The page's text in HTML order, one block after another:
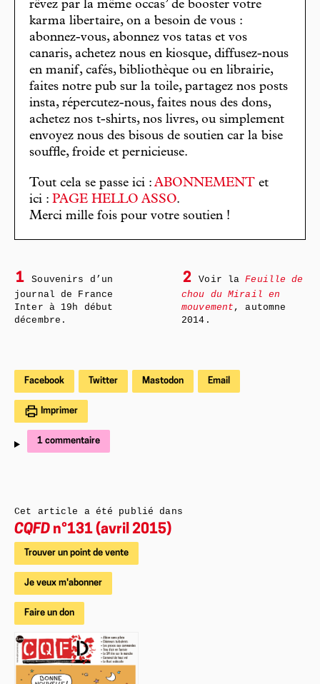
rêvez par la même occas’ de booster votre
karma libertaire, on a besoin de vous :
abonnez-vous, abonnez vos tatas et vos
canaris, achetez nous en kiosque, diffusez-nous
en manif, cafés, bibliothèque ou en librairie,
faites notre pub sur la toile, partagez nos posts
insta, répercutez-nous, faites nous des dons,
achetez nos t-shirts, nos livres, ou simplement
envoyez nous des bisous de soutien car la bise
souffle, froide et pernicieuse.
Tout cela se passe ici : ABONNEMENT et
ici : PAGE HELLO ASSO.
Merci mille fois pour votre soutien !
1
Souvenirs d’un
journal de France
Inter à 19h début
décembre.
2 Voir laFeuille de
chou du Mirail en
mouvement , automne
2014.
Facebook Twitter Mastodon Email
Imprimer
1 commentaire
Cet article a été publié dans
CQFD n°131 (avril 2015)
Trouver un point de vente
Je veux m'abonner
Faire un don